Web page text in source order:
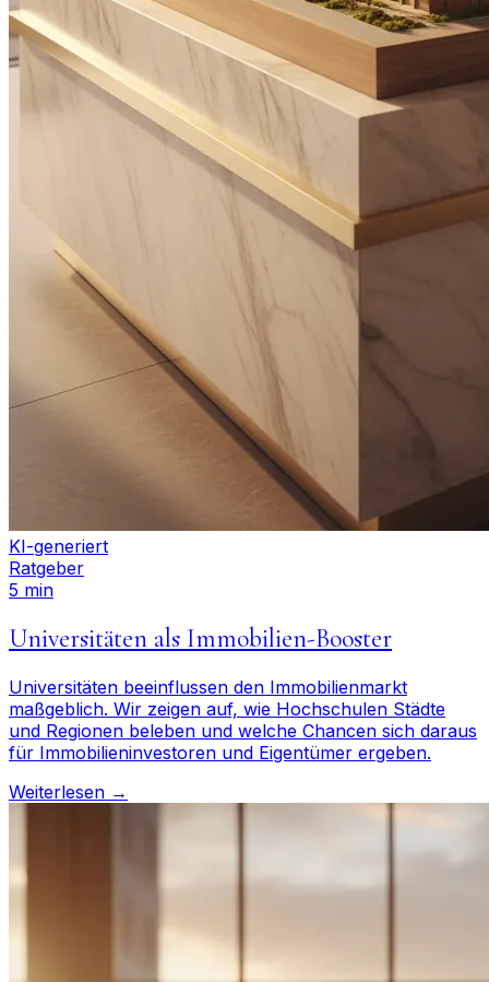
KI-generiert
Ratgeber
5 min
Universitäten als Immobilien-Booster
Universitäten beeinflussen den Immobilienmarkt
maßgeblich. Wir zeigen auf, wie Hochschulen Städte
und Regionen beleben und welche Chancen sich daraus
für Immobilieninvestoren und Eigentümer ergeben.
Weiterlesen →